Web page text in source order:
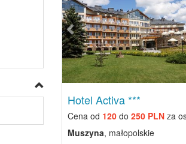
Hotel Activa ***
Cena od 120do 250 PLNza
Muszyna, małopolskie